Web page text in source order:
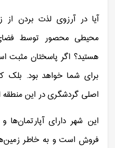
آیا در آرزوی لذت بردن از
محیطی محصور توسط
هستید؟ اگر پاسختان مثبت
برای شما خواهد بود. بلک
اصلی گردشگری در این
این شهر دارای آپارتمان‌ها
فروش است و به خاطر